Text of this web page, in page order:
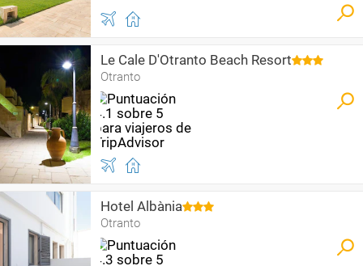
Le Cale D'Otranto Beach Resort
Otranto
Hotel Albània
Otranto